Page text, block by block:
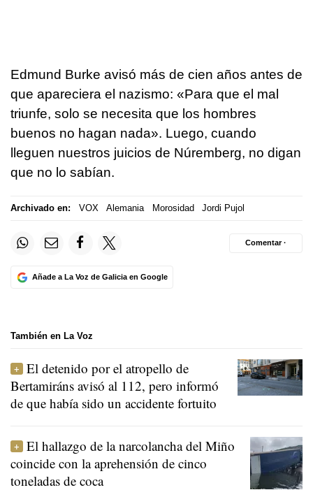
Edmund Burke avisó más de cien años antes de
que apareciera el nazismo: «Para que el mal
triunfe, solo se necesita que los hombres
buenos no hagan nada». Luego, cuando
lleguen nuestros juicios de Núremberg, no digan
que no lo sabían.
Archivado en: VOX Alemania Morosidad Jordi Pujol
Añade a La Voz de Galicia en Google
Comentar ·
También en La Voz
El detenido por el atropello de
Bertamiráns avisó al 112, pero informó
de que había sido un accidente fortuito
El hallazgo de la narcolancha del Miño
coincide con la aprehensión de cinco
toneladas de coca